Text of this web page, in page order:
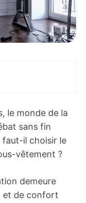
le monde de la
sans fin
faut-il choisir le
vêtement ?
demeure
et de confort